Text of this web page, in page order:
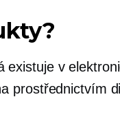
existuje v
prostřednictvím